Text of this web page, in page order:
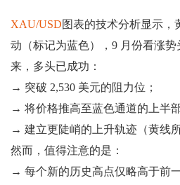
XAU/USD图表的技术分析显示，
动（标记为蓝色），9 月份看涨
来，多头已成功：
→ 突破 2,530 美元的阻力位；
→ 将价格推高至蓝色通道的上半部
→ 建立更陡峭的上升轨迹（黄线所
然而，值得注意的是：
→ 每个新的历史高点仅略高于前